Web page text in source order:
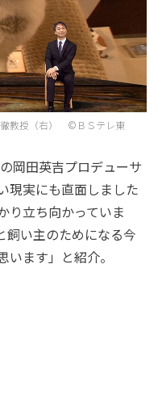
徹教授（右） ©ＢＳテレ東
岡田英吉プロデューサ
現実にも直面しました
り立ち向かっていま
飼い主のためになる今
ます」と紹介。